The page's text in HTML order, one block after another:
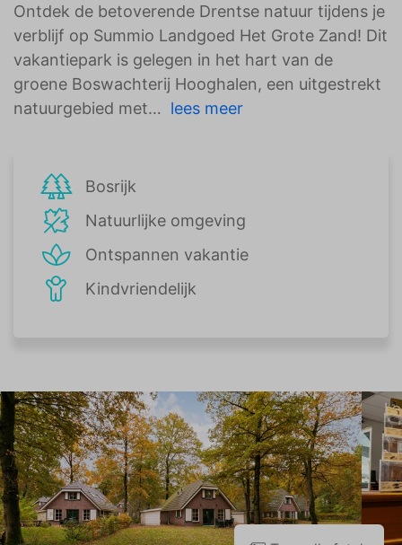
Ontdek de betoverende Drentse natuur tijdens je
verblijf op Summio Landgoed Het Grote Zand! Dit
vakantiepark is gelegen in het hart van de
groene Boswachterij Hooghalen, een uitgestrekt
natuurgebied met
lees meer
Bosrijk
Natuurlijke omgeving
Ontspannen vakantie
Kindvriendelijk